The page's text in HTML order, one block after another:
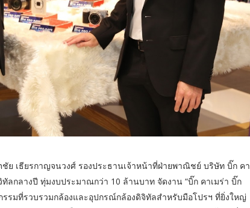
เธียรกาญจนวงศ์ รองประธานเจ้าหน้าที่ฝ่ายพาณิชย์ บริษัท บิ๊ก คา
ลกลางปี ทุ่มงบประมาณกว่า 10 ล้านบาท จัดงาน “บิ๊ก คาเมร่า บิ๊ก
กรรมที่รวบรวมกล้องและอุปกรณ์กล้องดิจิทัลสำหรับมือโปรฯ ที่ยิ่งใหญ่